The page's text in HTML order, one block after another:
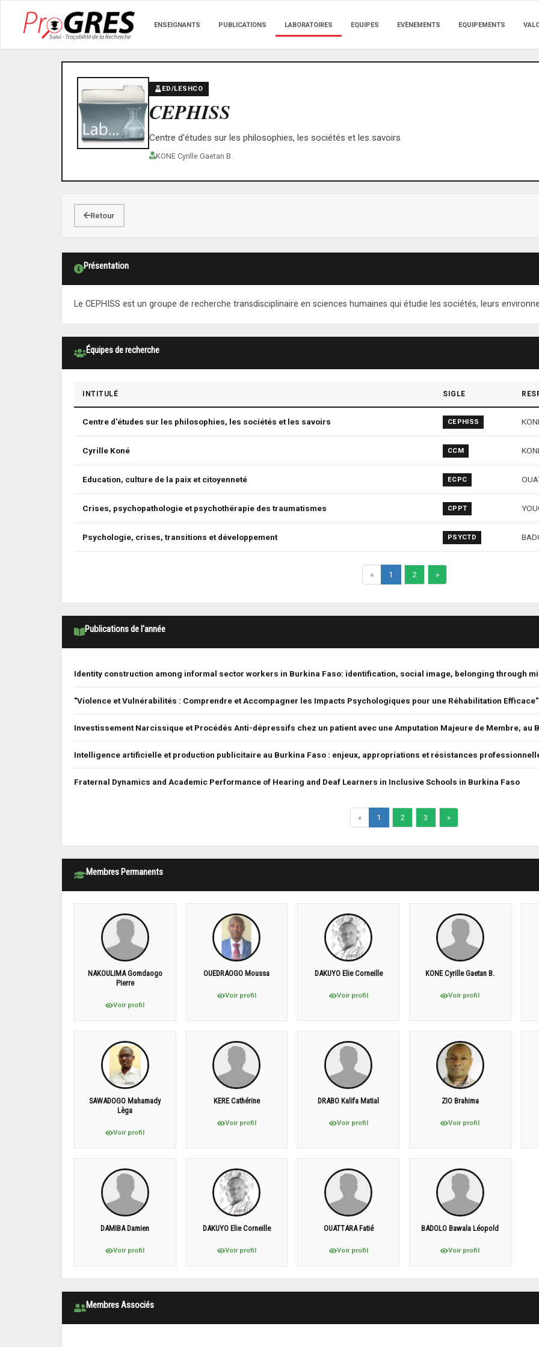
ENSEIGNANTS PUBLICATIONS LABORATOIRES EQUIPES EVÈNEMENTS EQUIPEMENTS
ED/LESHCO
CEPHISS
Centre d'études sur les philosophies, les sociétés et les savoirs
KONE Cyrille Gaetan B.
Retour
Présentation
Le CEPHISS est un groupe de recherche transdisciplinaire en sciences humaines qui étudie les sociétés, leurs
Équipes de recherche
INTITULÉ SIGLE
Centre d'études sur les philosophies, les sociétés et les savoirs CEPHISS
Cyrille Koné CCM
Education, culture de la paix et citoyenneté ECPC
Crises, psychopathologie et psychothérapie des traumatismes CPPT
Psychologie, crises, transitions et développement PSYCTD
« 1 2 »
Publications de l'année
Identity construction among informal sector workers in Burkina Faso: identification, social image, belonging through
"Violence et Vulnérabilités : Comprendre et Accompagner les Impacts Psychologiques pour une Réhabilitation Efficace"
Investissement Narcissique et Procédés Anti-dépressifs chez un patient avec une Amputation Majeure de Membre, au
Intelligence artificielle et production publicitaire au Burkina Faso : enjeux, appropriations et résistances
Fraternal Dynamics and Academic Performance of Hearing and Deaf Learners in Inclusive Schools in Burkina Faso
« 1 2 3 »
Membres Permanents
NAKOULIMA Gomdaogo
Pierre
Voir profil
OUEDRAOGO Moussa
Voir profil
DAKUYO Elie Corneille
Voir profil
KONE Cyrille Gaetan B.
Voir profil
SAWADOGO Mahamady
Lèga
Voir profil
KERE Cathérine
Voir profil
DRABO Kalifa Matial
Voir profil
ZIO Brahima
Voir profil
DAMIBA Damien
Voir profil
DAKUYO Elie Corneille
Voir profil
OUATTARA Fatié
Voir profil
BADOLO Bawala Léopold
Voir profil
Membres Associés